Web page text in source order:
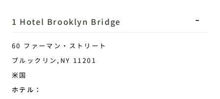
1 Hotel Brooklyn Bridge
60 ファーマン・ストリート
ブルックリン , NY 11201
米国
ホテル：